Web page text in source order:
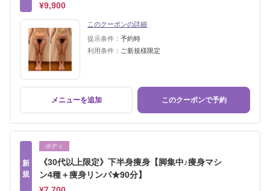
¥9,900
このクーポンの詳細
提示条件： 予約時
利用条件： ご新規様限定
メニューを追加 このクーポンで予約
新
規
ボディ
《30代以上限定》下半身痩身【脚集中♪痩身マシ
ン4種＋痩身リンパ★90分】